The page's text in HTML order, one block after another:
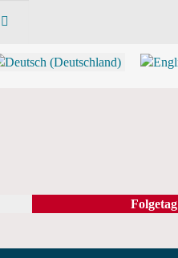
Folgetag